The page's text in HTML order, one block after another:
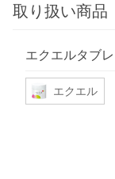
取り扱い商品
エクエルタブレ
エクエル